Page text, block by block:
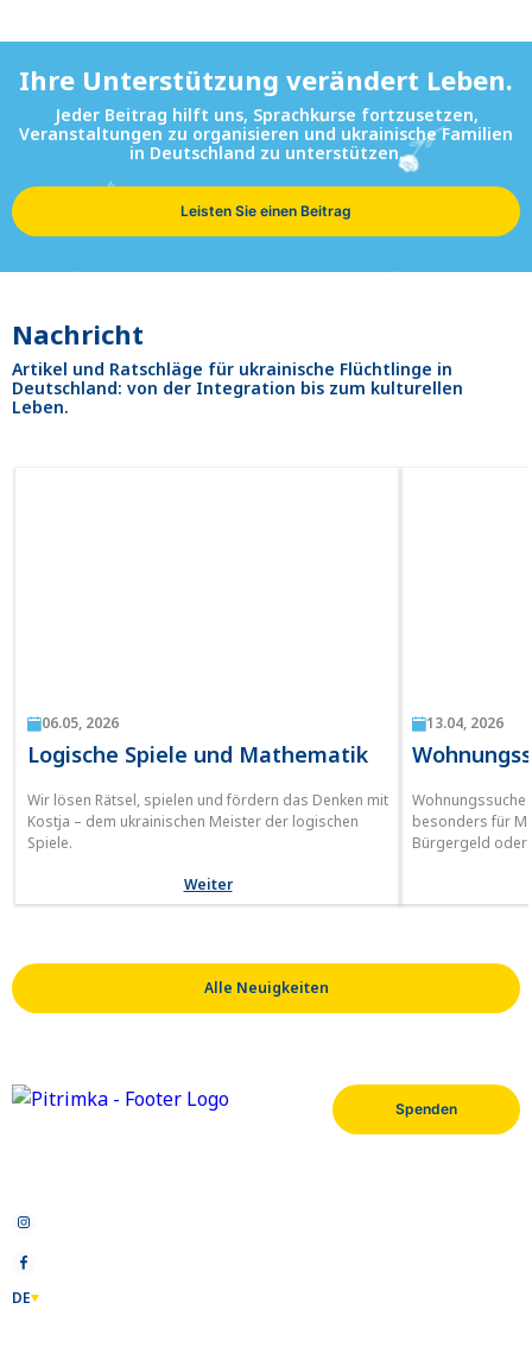
Ihre Unterstützung verändert Leben.
Jeder Beitrag hilft uns, Sprachkurse fortzusetzen,
Veranstaltungen zu organisieren und ukrainische Familien
in Deutschland zu unterstützen.
Leisten Sie einen Beitrag
Nachricht
Artikel und Ratschläge für ukrainische Flüchtlinge in
Deutschland: von der Integration bis zum kulturellen
Leben.
06.05, 2026
Logische Spiele und Mathematik
Wir lösen Rätsel, spielen und fördern das Denken mit
Kostja – dem ukrainischen Meister der logischen
Spiele.
Weiter
13.04, 2026
Wohnungssuche
besonders für
Bürgergeld oder
Mit guter
„angemessene
Alle Neuigkeiten
Spenden
DE